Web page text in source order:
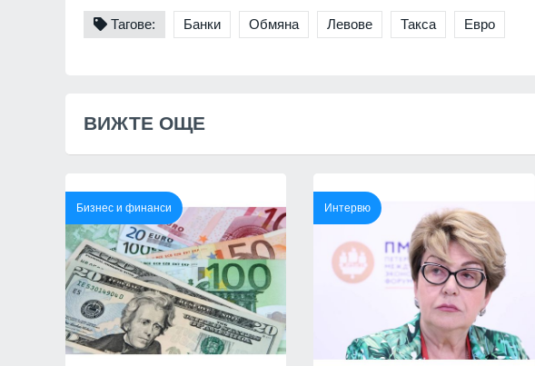
Тагове: Банки Обмяна Левове Такса Евро
ВИЖТЕ ОЩЕ
Бизнес и финанси Интервю
"Ловци" на педофили, всичките